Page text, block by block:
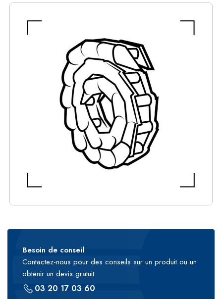
Besoin de conseil
Contactez-nous pour des conseils sur un produit ou un
obtenir un devis gratuit
03 20 17 03 60